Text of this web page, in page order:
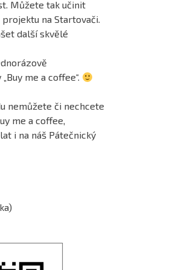
Můžete tak učinit
na Startovači.
další skvělé
me a coffee“.
nemůžete či nechcete
me a coffee,
i na náš Pátečnický